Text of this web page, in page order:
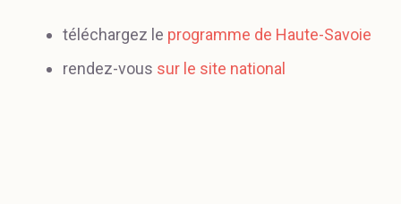
téléchargez le programme de Haute-Savoie
rendez-vous sur le site national